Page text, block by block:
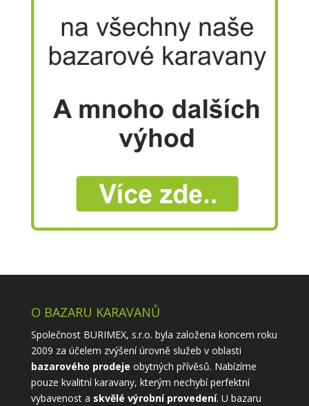
O BAZARU KARAVANŮ
Společnost BURIMEX, s.r.o. byla založena koncem roku
2009 za účelem zvýšení úrovně služeb v oblasti
bazarového prodeje obytných přívěsů. Nabízíme
pouze kvalitní karavany, kterým nechybí perfektní
vybavenost a skvělé výrobní provedení. U bazaru